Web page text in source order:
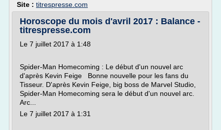
Site : titrespresse.com
Horoscope du mois d'avril 2017 : Balance -
titrespresse.com
Le 7 juillet 2017 à 1:48
Spider-Man Homecoming : Le début d'un nouvel arc
d'après Kevin Feige Bonne nouvelle pour les fans du
Tisseur. D'après Kevin Feige, big boss de Marvel Studio,
Spider-Man Homecoming sera le début d'un nouvel arc.
Arc...
Le 7 juillet 2017 à 1:31